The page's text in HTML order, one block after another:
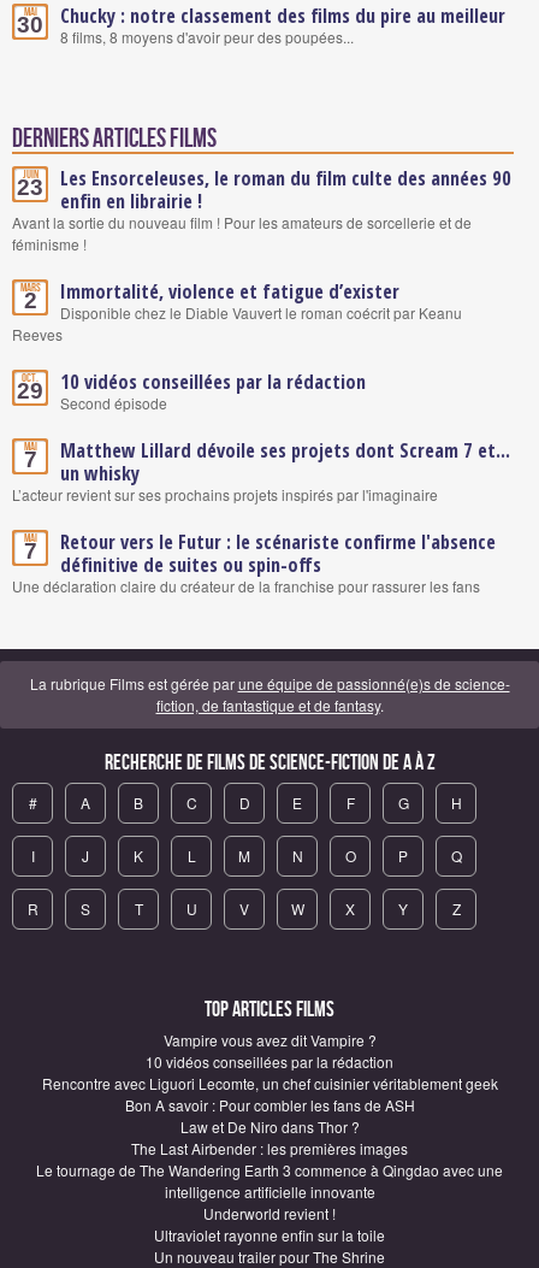
Mai
30 Chucky : notre classement des films du pire au meilleur
8 films, 8 moyens d'avoir peur des poupées...
Derniers articles Films
Juin
23
Les Ensorceleuses, le roman du film culte des années 90
enfin en librairie !
Avant la sortie du nouveau film ! Pour les amateurs de sorcellerie et de
féminisme !
Mars
2 Immortalité, violence et fatigue d’exister
Disponible chez le Diable Vauvert le roman coécrit par Keanu
Reeves
Oct.
29 10 vidéos conseillées par la rédaction
Second épisode
Mai
7
Matthew Lillard dévoile ses projets dont Scream 7 et...
un whisky
L’acteur revient sur ses prochains projets inspirés par l'imaginaire
Mai
7
Retour vers le Futur : le scénariste confirme l'absence
définitive de suites ou spin-offs
Une déclaration claire du créateur de la franchise pour rassurer les fans
La rubrique Films est gérée parune équipe de passionné(e)s de science-
fiction, de fantastique et de fantasy.
Recherche de Films de science-fiction de A à Z
# A B C D E F G H
I J K L M N O P Q
R S T U V W X Y Z
Top articles Films
Vampire vous avez dit Vampire ?
10 vidéos conseillées par la rédaction
Rencontre avec Liguori Lecomte, un chef cuisinier véritablement geek
Bon A savoir : Pour combler les fans de ASH
Law et De Niro dans Thor ?
The Last Airbender : les premières images
Le tournage de The Wandering Earth 3 commence à Qingdao avec une
intelligence artificielle innovante
Underworld revient !
Ultraviolet rayonne enfin sur la toile
Un nouveau trailer pour The Shrine